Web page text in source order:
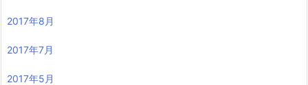
2017年8月
2017年7月
2017年5月